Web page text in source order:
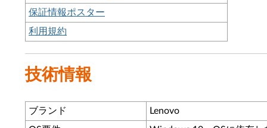
保証情報ポスター
利用規約
技術情報
ブランド
Lenovo